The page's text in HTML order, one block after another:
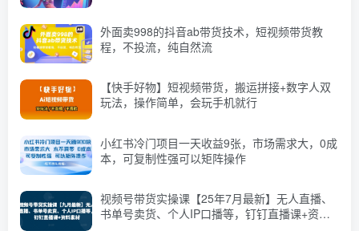
外面卖998的抖音ab带货技术，短视频带货教
程，不投流，纯自然流
【快手好物】短视频带货，搬运拼接+数字人双
玩法，操作简单，会玩手机就行
小红书冷门项目一天收益9张，市场需求大，0成
本，可复制性强可以矩阵操作
视频号带货实操课【25年7月最新】无人直播、
书单号卖货、个人IP口播等，钉钉直播课+资料